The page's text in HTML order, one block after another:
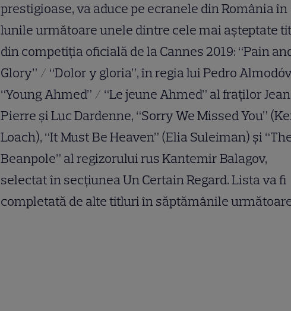
prestigioase, va aduce pe ecranele din România în
lunile următoare unele dintre cele mai așteptate
din competiția oficială de la Cannes 2019: “Pain
Glory” / “Dolor y gloria”, în regia lui Pedro
“Young Ahmed” / “Le jeune Ahmed” al fraților
Pierre și Luc Dardenne, “Sorry We Missed You”
Loach), “It Must Be Heaven” (Elia Suleiman) și
Beanpole” al regizorului rus Kantemir Balagov,
selectat în secțiunea Un Certain Regard. Lista va fi
completată de alte titluri în săptămânile